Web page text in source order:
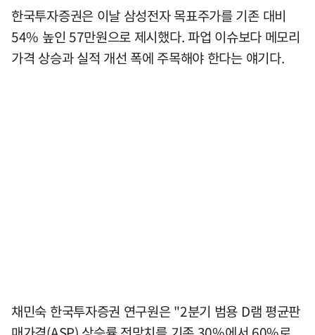
한국투자증권은 이날 삼성전자 목표주가를 기존 대비
54% 높인 57만원으로 제시했다. 파업 이슈보다 메모리
가격 상승과 실적 개선 폭에 주목해야 한다는 얘기다.
채민숙 한국투자증권 연구원은 "2분기 범용 D램 평균판